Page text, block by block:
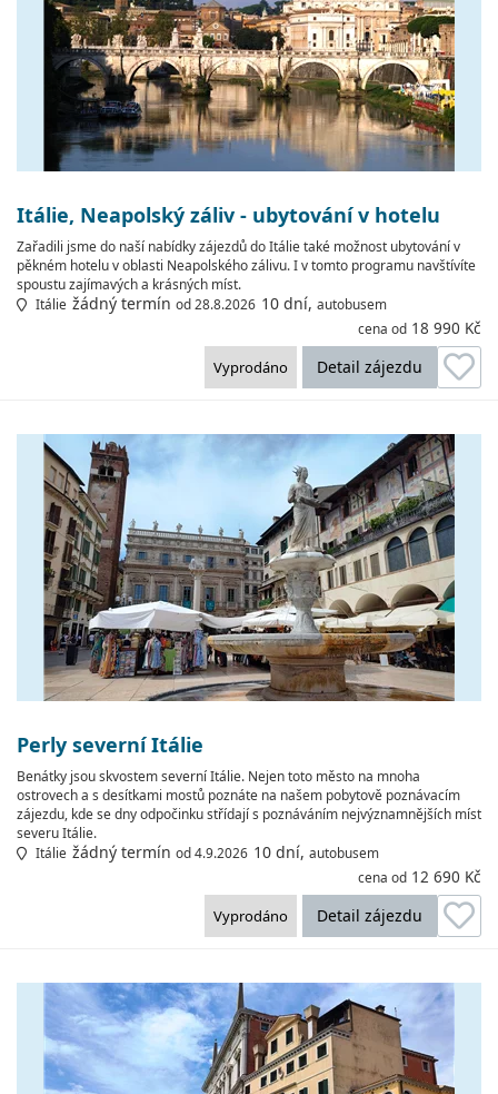
Itálie, Neapolský záliv - ubytování v hotelu
Zařadili jsme do naší nabídky zájezdů do Itálie také možnost ubytování v
pěkném hotelu v oblasti Neapolského zálivu. I v tomto programu navštívíte
spoustu zajímavých a krásných míst.
Itálie žádný termín od 28.8.2026 10 dní, autobusem
cena od 18 990 Kč
Detail zájezdu
Vyprodáno
Perly severní Itálie
Benátky jsou skvostem severní Itálie. Nejen toto město na mnoha
ostrovech a s desítkami mostů poznáte na našem pobytově poznávacím
zájezdu, kde se dny odpočinku střídají s poznáváním nejvýznamnějších míst
severu Itálie.
Itálie žádný termín od 4.9.2026 10 dní, autobusem
cena od 12 690 Kč
Detail zájezdu
Vyprodáno